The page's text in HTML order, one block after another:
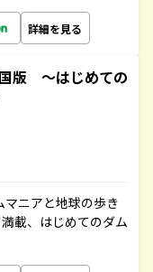
詳細を見る
版 ～はじめての
ニアと地球の歩き
載、はじめてのダム